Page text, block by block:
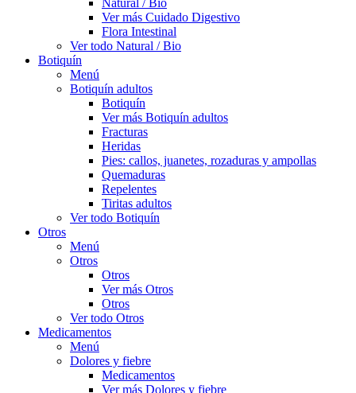
Natural / Bio
Ver más Cuidado Digestivo
Flora Intestinal
Ver todo Natural / Bio
Botiquín
Menú
Botiquín adultos
Botiquín
Ver más Botiquín adultos
Fracturas
Heridas
Pies: callos, juanetes, rozaduras y ampollas
Quemaduras
Repelentes
Tiritas adultos
Ver todo Botiquín
Otros
Menú
Otros
Otros
Ver más Otros
Otros
Ver todo Otros
Medicamentos
Menú
Dolores y fiebre
Medicamentos
Ver más Dolores y fiebre